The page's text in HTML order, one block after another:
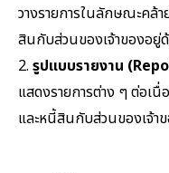
วางรายการในลักษณะคล้
สินกับส่วนของเจ้าของอยู่
2. รูปแบบรายงาน
แสดงรายการต่าง ๆ ต่อเ
และหนี้สินกับส่วนของเจ้า